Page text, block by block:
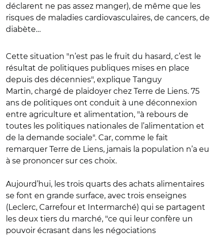
déclarent ne pas assez manger), de même que les
risques de maladies cardiovasculaires, de cancers, de
diabète…
Cette situation "n’est pas le fruit du hasard, c’est le
résultat de politiques publiques mises en place
depuis des décennies", explique Tanguy
Martin, chargé de plaidoyer chez Terre de Liens. 75
ans de politiques ont conduit à une déconnexion
entre agriculture et alimentation, "à rebours de
toutes les politiques nationales de l’alimentation et
de la demande sociale". Car, comme le fait
remarquer Terre de Liens, jamais la population n’a eu
à se prononcer sur ces choix.
Aujourd’hui, les trois quarts des achats alimentaires
se font en grande surface, avec trois enseignes
(Leclerc, Carrefour et Intermarché) qui se partagent
les deux tiers du marché, "ce qui leur confère un
pouvoir écrasant dans les négociations